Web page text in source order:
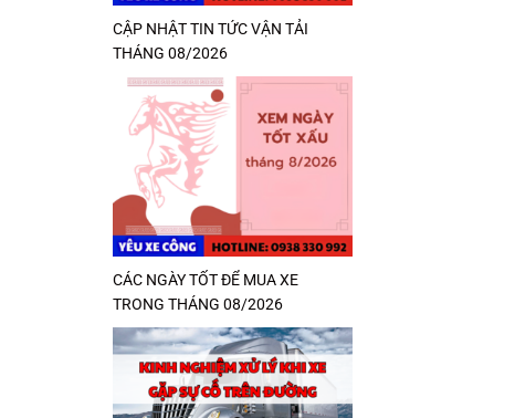
CẬP NHẬT TIN TỨC VẬN TẢI
THÁNG 08/2026
CÁC NGÀY TỐT ĐỂ MUA XE
TRONG THÁNG 08/2026